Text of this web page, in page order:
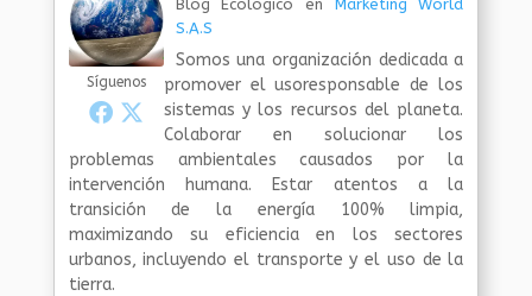
Síguenos
Blog Ecologico en
Marketing World
S.A.S
Somos una organización dedicada a
promover el usoresponsable de los
sistemas y los recursos del planeta.
Colaborar en solucionar los
problemas ambientales causados por la
intervención humana. Estar atentos a la
transición de la energía 100% limpia,
maximizando su eficiencia en los sectores
urbanos, incluyendo el transporte y el uso de la
tierra.